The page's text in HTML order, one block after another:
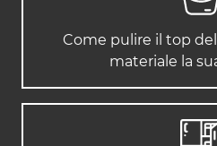
Come pulire il top
materiale la